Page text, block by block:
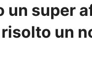
un super
un